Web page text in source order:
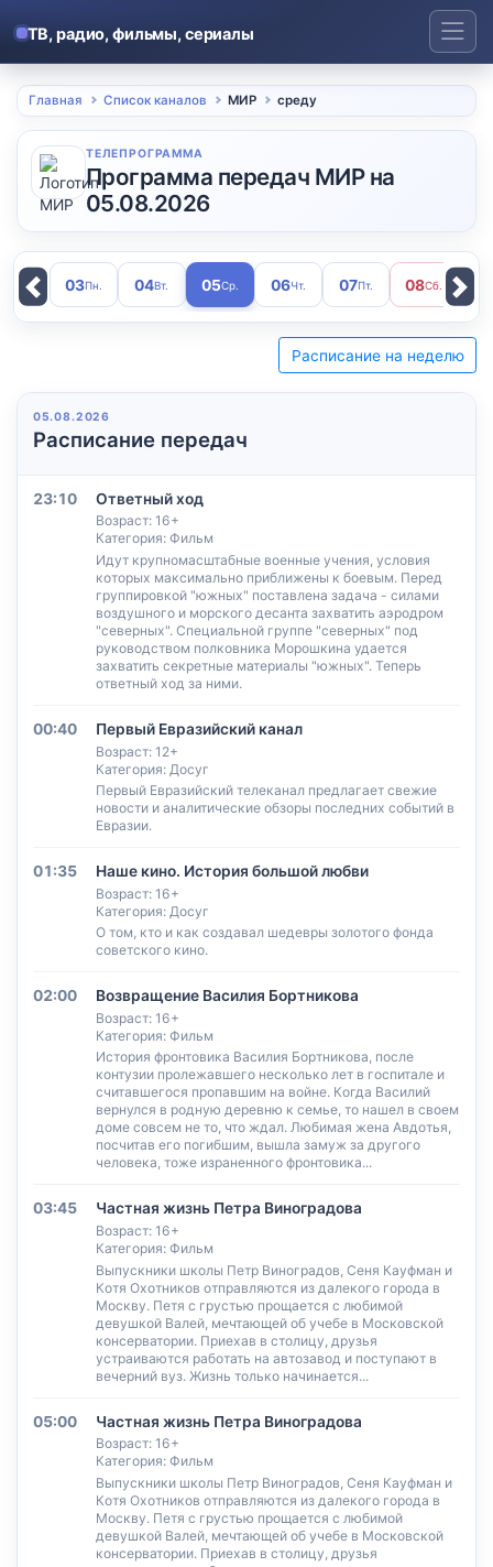
ТВ, радио, фильмы, сериалы
Главная Список каналов МИР среду
ТЕЛЕПРОГРАММА
Программа передач МИР на
05.08.2026
03Пн. 04Вт. 05Ср. 06Чт. 07Пт. 08Сб.
Previous Next
Расписание на неделю
05.08.2026
Расписание передач
23:10 Ответный ход
Возраст: 16+
Категория: Фильм
Идут крупномасштабные военные учения, условия
которых максимально приближены к боевым. Перед
группировкой "южных" поставлена задача - силами
воздушного и морского десанта захватить аэродром
"северных". Специальной группе "северных" под
руководством полковника Морошкина удается
захватить секретные материалы "южных". Теперь
ответный ход за ними.
00:40 Первый Евразийский канал
Возраст: 12+
Категория: Досуг
Первый Евразийский телеканал предлагает свежие
новости и аналитические обзоры последних событий в
Евразии.
01:35 Наше кино. История большой любви
Возраст: 16+
Категория: Досуг
О том, кто и как создавал шедевры золотого фонда
советского кино.
02:00 Возвращение Василия Бортникова
Возраст: 16+
Категория: Фильм
История фронтовика Василия Бортникова, после
контузии пролежавшего несколько лет в госпитале и
считавшегося пропавшим на войне. Когда Василий
вернулся в родную деревню к семье, то нашел в своем
доме совсем не то, что ждал. Любимая жена Авдотья,
посчитав его погибшим, вышла замуж за другого
человека, тоже израненного фронтовика...
03:45 Частная жизнь Петра Виноградова
Возраст: 16+
Категория: Фильм
Выпускники школы Петр Виноградов, Сеня Кауфман и
Котя Охотников отправляются из далекого города в
Москву. Петя с грустью прощается с любимой
девушкой Валей, мечтающей об учебе в Московской
консерватории. Приехав в столицу, друзья
устраиваются работать на автозавод и поступают в
вечерний вуз. Жизнь только начинается...
05:00 Частная жизнь Петра Виноградова
Возраст: 16+
Категория: Фильм
Выпускники школы Петр Виноградов, Сеня Кауфман и
Котя Охотников отправляются из далекого города в
Москву. Петя с грустью прощается с любимой
девушкой Валей, мечтающей об учебе в Московской
консерватории. Приехав в столицу, друзья